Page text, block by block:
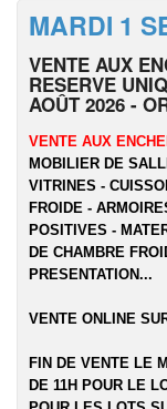
MARDI 1
VENTE AUX
RESERVE
AOÛT 2026 -
VENTE AUX
MOBILIER DE
VITRINES -
FROIDE -
POSITIVES -
DE CHAMBRE
PRESENTATION...
VENTE ONLINE
FIN DE VENTE LE
DE 11H POUR LE